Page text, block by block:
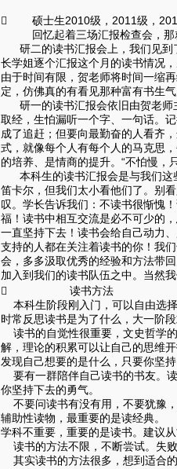
 硕士生2010级，2011级，
回忆起着三场汇报检查会，那
研二的读书汇报会上，我们见到
长学姐逐个汇报这个月的读书情况
由于时间有限，贺老师将时间一缩
定，仿佛真的有看见那种富有书生
研一的读书汇报会依旧由贺老师
取经，生怕漏听一个字、一句话。
成了追赶；但要向最勤奋的人看齐
式，就像每个人有每个人的马克思
的培养、是情商的提升。“不怕慢，
本科生的读书汇报会是与我们这
笛卡尔，但我们太小看他们了。别
叹。学长告诉我们：不读书很惭愧
福！读书中相互交流是必不可少的
一直坚持下去！读书会给自己动力
支持的人都在关注着读书的你！我
会，多多汲取优秀的经验和方法带
加入到我们的读书队伍之中。当然
 读书方法
本科生阶段刚入门，可以自由选
时常反思读书是为了什么，大一阶
读书的自觉性很重要，文史哲学
解，理论的积累可以让自己的思维
发现自己想要的是什么，只要你坚
要有一群陪伴自己读书的书友。
你坚持下去的勇气。
不要问读书有没有用，不要犹豫
辅助性读物，最重要的是读经典。
学科不重要，重要的是读书。建议
读书的方法不限，不断尝试。失
其实读书的方法很多，想到适合